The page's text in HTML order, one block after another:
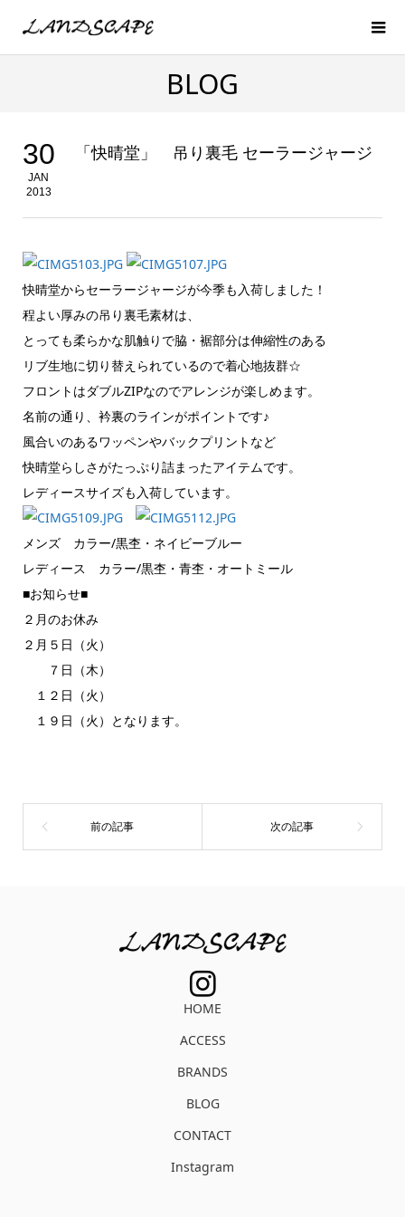
BLOG
30
JAN
2013
「快晴堂」 吊り裏毛 セーラージャージ
快晴堂からセーラージャージが今季も入荷しました！
程よい厚みの吊り裏毛素材は、
とっても柔らかな肌触りで脇・裾部分は伸縮性のある
リブ生地に切り替えられているので着心地抜群☆
フロントはダブルZIPなのでアレンジが楽しめます。
名前の通り、衿裏のラインがポイントです♪
風合いのあるワッペンやバックプリントなど
快晴堂らしさがたっぷり詰まったアイテムです。
レディースサイズも入荷しています。
メンズ カラー/黒杢・ネイビーブルー
レディース カラー/黒杢・青杢・オートミール
■お知らせ■
２月のお休み
２月５日（火）
７日（木）
１２日（火）
１９日（火）となります。
HOME
ACCESS
BRANDS
BLOG
CONTACT
Instagram